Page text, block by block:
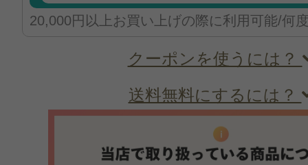
20,000円以上お買い上げの際に利用可能/何
クーポンを使うには？
送料無料にするには？